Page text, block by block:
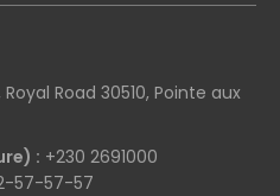
Road 30510, Pointe aux
: +230 2691000
57-57-57